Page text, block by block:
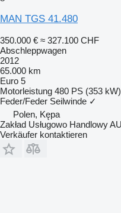
MAN TGS 41.480
350.000 € ≈ 327.100 CHF
Abschleppwagen
2012
65.000 km
Euro 5
Motorleistung 480 PS (353 kW)
Feder/Feder Seilwinde ✓
Polen, Kępa
Zakład Usługowo Handlowy
Verkäufer kontaktieren